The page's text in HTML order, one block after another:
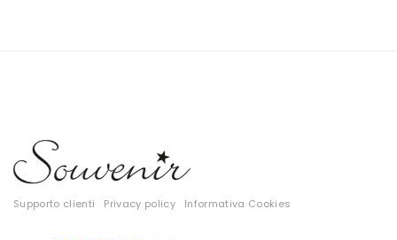
Tute
Tutti
Gift Card
Supporto clienti Privacy policy Informativa Cookies